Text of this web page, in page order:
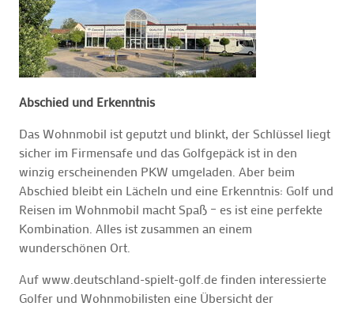
Abschied und Erkenntnis
Das Wohnmobil ist geputzt und blinkt, der Schlüssel liegt
sicher im Firmensafe und das Golfgepäck ist in den
winzig erscheinenden PKW umgeladen. Aber beim
Abschied bleibt ein Lächeln und eine Erkenntnis: Golf und
Reisen im Wohnmobil macht Spaß – es ist eine perfekte
Kombination. Alles ist zusammen an einem
wunderschönen Ort.
Auf www.deutschland-spielt-golf.de finden interessierte
Golfer und Wohnmobilisten eine Übersicht der